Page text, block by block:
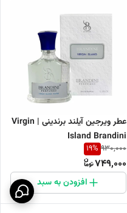
عطر ویرجین آیلند برندینی | Virgin
Island Brandini
930,000
19%
749,000
افزودن به سبد